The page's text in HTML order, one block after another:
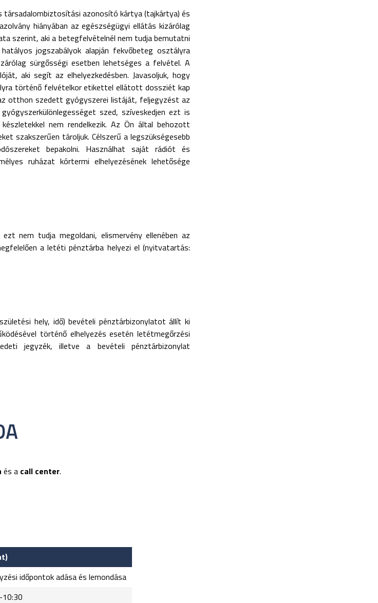
társadalombiztosítási azonosító kártya (tajkártya) és
hiányában az egészségügyi ellátás kizárólag
szerint, aki a betegfelvételnél nem tudja bemutatni
jogszabályok alapján fekvőbeteg osztályra
sürgősségi esetben lehetséges a felvétel. A
aki segít az elhelyezkedésben. Javasoljuk, hogy
történő felvételkor etikettel ellátott dossziét kap
otthon szedett gyógyszerei listáját, feljegyzést az
szed, szíveskedjen ezt is
nem rendelkezik. Az Ön által behozott
szakszerűen tároljuk. Célszerű a legszükségesebb
bepakolni. Használhat saját rádiót és
ruházat kórtermi elhelyezésének lehetősége
nem tudja megoldani, elismervény ellenében az
a letéti pénztárba helyezi el (nyitvatartás:
hely, idő) bevételi pénztárbizonylatot állít ki
történő elhelyezés esetén letétmegőrzési
jegyzék, illetve a bevételi pénztárbizonylat
és a call center.
időpontok adása és lemondása